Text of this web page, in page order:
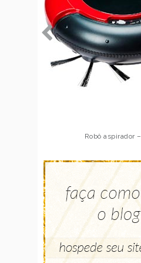
Robô aspirador